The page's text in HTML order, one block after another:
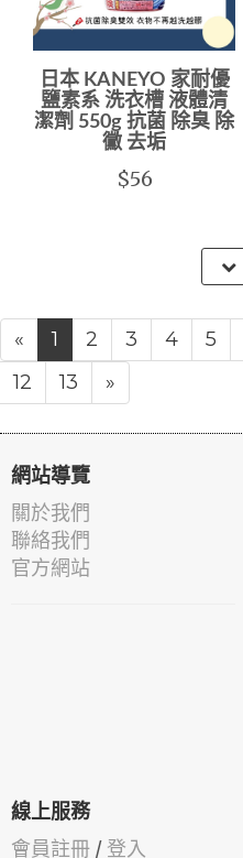
日本 KANEYO 家耐優
鹽素系 洗衣槽 液體清
潔劑 550g 抗菌 除臭 除
黴 去垢
$56
« 1 2 3 4 5
12
13 »
網站導覽
關於我們
聯絡我們
官方網站
線上服務
會員註冊 / 登入